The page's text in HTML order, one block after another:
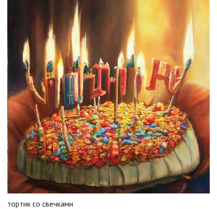
тортик со свечками